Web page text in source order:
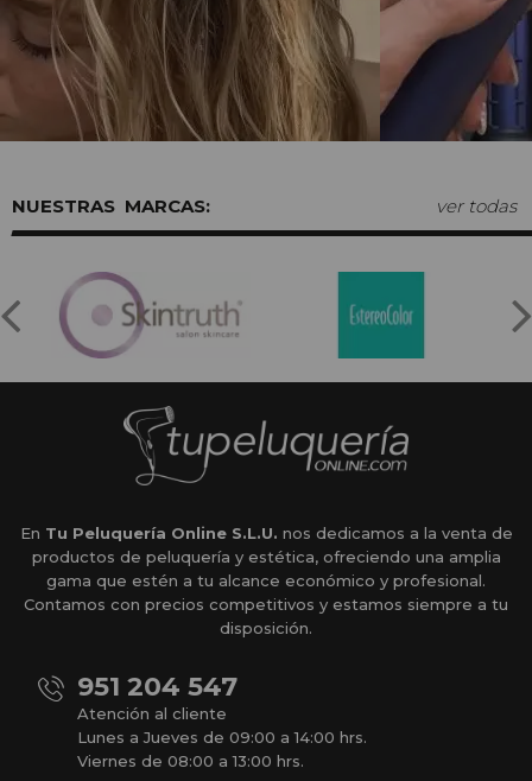
MARCAS: ver todas
En Tu Peluquería Online S.L.U. nos dedicamos a la venta de
productos de peluquería y estética, ofreciendo una amplia
gama que estén a tu alcance económico y profesional.
Contamos con precios competitivos y estamos siempre a tu
disposición.
951 204 547
Atención al cliente
Lunes a Jueves de 09:00 a 14:00 hrs.
Viernes de 08:00 a 13:00 hrs.